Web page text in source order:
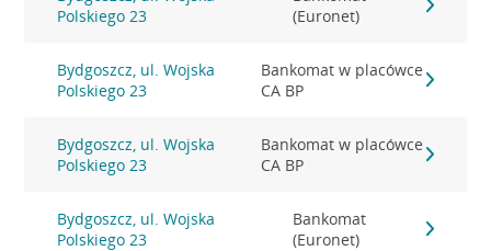
Polskiego 23
(Euronet)
Bydgoszcz, ul. Wojska
Polskiego 23
Bankomat w placówce
CA BP
Bydgoszcz, ul. Wojska
Polskiego 23
Bankomat w placówce
CA BP
Bydgoszcz, ul. Wojska
Polskiego 23
Bankomat
(Euronet)